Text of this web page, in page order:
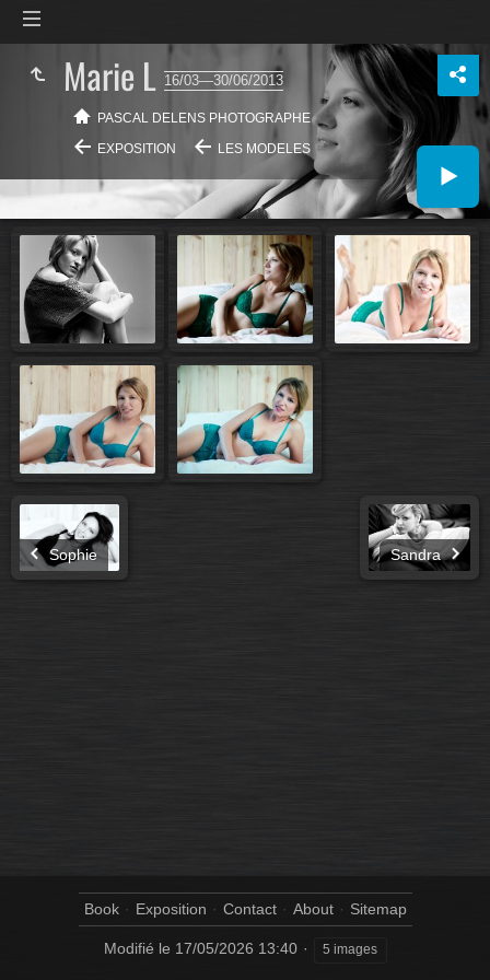
Marie L 16/03—30/06/2013
PASCAL DELENS PHOTOGRAPHE
EXPOSITION
LES MODELES
Sophie Sandra
Book Exposition Contact About Sitemap
Modifié le 17/05/2026 13:40 5 images